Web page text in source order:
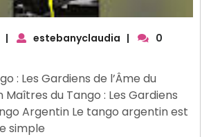
28
| estebanyclaudia |
0
: Les Gardiens de l’Âme du
du Tango : Les Gardiens
Argentin Le tango argentin est
simple